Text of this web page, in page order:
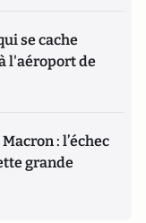
se cache
l'aéroport de
: l’échec
grande